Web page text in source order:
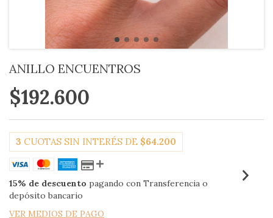
ANILLO ENCUENTROS
$192.600
3 CUOTAS SIN INTERÉS DE $64.200
15% de descuento pagando con Transferencia o
depósito bancario
VER MEDIOS DE PAGO